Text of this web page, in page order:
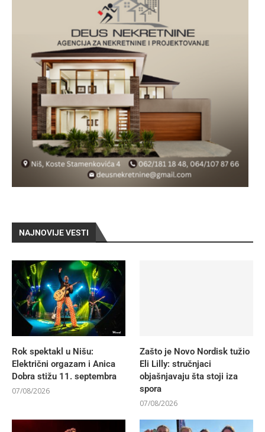
NAJNOVIJE VESTI
Rok spektakl u Nišu:
Električni orgazam i Anica
Dobra stižu 11. septembra
07/08/2026
Zašto je Novo Nordisk tužio
Eli Lilly: stručnjaci
objašnjavaju šta stoji iza
spora
07/08/2026